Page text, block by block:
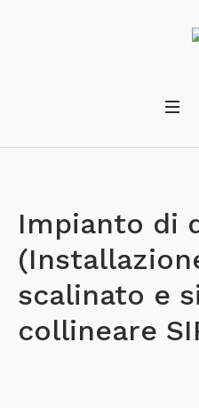
Impianto di
scalinato e
collineare